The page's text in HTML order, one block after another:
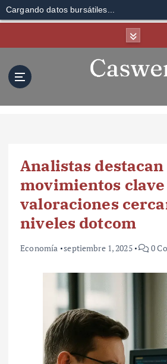
Cargando datos bursátiles...
Analistas destacan
movimientos
valoraciones
niveles dotcom
Economía septiembre 1, 2025 0